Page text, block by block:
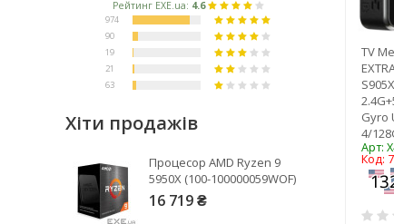
TV
Gyro
4/
Арт:
Код:
Рейтинг EXE.ua:4.6
974
90
Хіти продажів
Процесор AMD Ryzen 9
5950X (100-100000059WOF)
16 719 ₴